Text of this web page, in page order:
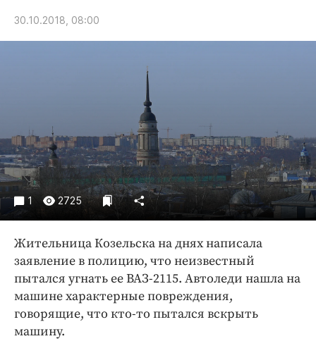
Народные новости
Авто и транспорт
Недвижимость и ЖКХ
Образование
Общество
Погода
Праздники
Спорт
Экономика и бизнес
ПРОЕКТЫ
Блоги
30.10.2018, 08:00
1 2725
Жительница Козельска на днях написала
заявление в полицию, что неизвестный
пытался угнать ее ВАЗ-2115. Автоледи нашла на
машине характерные повреждения,
говорящие, что кто-то пытался вскрыть
машину.